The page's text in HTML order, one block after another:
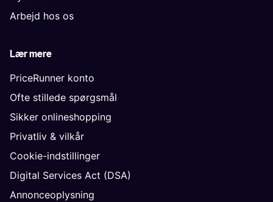
Arbejd hos os
Lær mere
PriceRunner konto
Ofte stillede spørgsmål
Sikker onlineshopping
Privatliv & vilkår
Cookie-indstillinger
Digital Services Act (DSA)
Annonceoplysning